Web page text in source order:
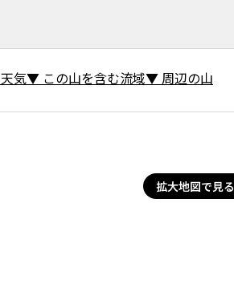
気▼ この山を含む流域▼ 周辺の山
拡大地図で見る